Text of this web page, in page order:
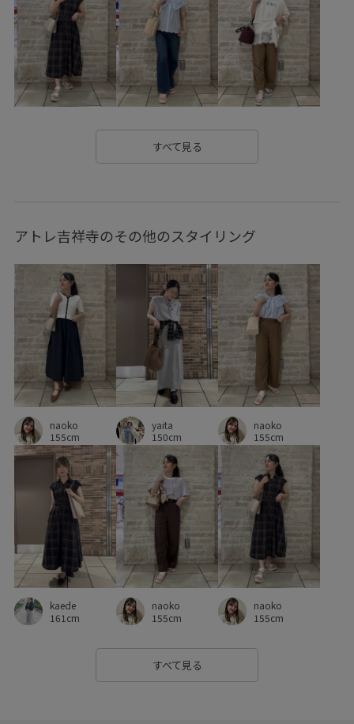
26SSエアリーリネンライク 26SS八方映えニット
26SS小柄さんおすすめ 26SS小柄さんエアリーリネンライク
2BUY10%OFF対象商品 2WAYで使える cahoさんコラボ
mefitBAG outer_pickup RP26SS RP26SS_besthit
RP26SS_サマーニット RP26SS着映えトップス
Wpickup_items お手入れしやすい きちんと感
きれいめ さりげないアクセント
ちゃんとプラスかわいい保証 ウエストマーク
ウエスト切り替え オフィス オフィスカジュアル
カジュアル カジュアルすぎない カーディガン
キャミソール クルーネック クーポン対象商品
コットン コントラスト コーディネートのアクセント
コーディネートの主役 サスティナブル サステナブル
サロペット シアー シボ感 シャツ
シャツワンピース ショート丈 シワになりにくい
シンプル シンプルコーデ ジップアップ ジャケット
ジャンパースカート スカート スカーフ スッキリ
ストラップ ストレスフリー セット
セットアップ対象商品 チェーン チノパン
デイリー使い トレンド感
すべて見る
アトレ吉祥寺のその他のスタイリング
naoko
155cm
yaita
150cm
naoko
155cm
kaede
161cm
naoko
155cm
naoko
155cm
すべて見る